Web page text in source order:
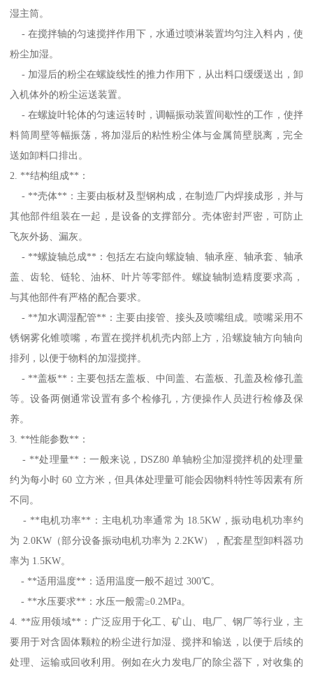
湿主筒。
- 在搅拌轴的匀速搅拌作用下，水通过喷淋装置均匀注入料内，使
粉尘加湿。
- 加湿后的粉尘在螺旋线性的推力作用下，从出料口缓缓送出，卸
入机体外的粉尘运送装置。
- 在螺旋叶轮体的匀速运转时，调幅振动装置间歇性的工作，使拌
料筒周壁等幅振荡，将加湿后的粘性粉尘体与金属筒壁脱离，完全
送如卸料口排出。
2. **结构组成**：
- **壳体**：主要由板材及型钢构成，在制造厂内焊接成形，并与
其他部件组装在一起，是设备的支撑部分。壳体密封严密，可防止
飞灰外扬、漏灰。
- **螺旋轴总成**：包括左右旋向螺旋轴、轴承座、轴承套、轴承
盖、齿轮、链轮、油杯、叶片等零部件。螺旋轴制造精度要求高，
与其他部件有严格的配合要求。
- **加水调湿配管**：主要由接管、接头及喷嘴组成。喷嘴采用不
锈钢雾化锥喷嘴，布置在搅拌机机壳内部上方，沿螺旋轴方向轴向
排列，以便于物料的加湿搅拌。
- **盖板**：主要包括左盖板、中间盖、右盖板、孔盖及检修孔盖
等。设备两侧通常设置有多个检修孔，方便操作人员进行检修及保
养。
3. **性能参数**：
- **处理量**：一般来说，DSZ80 单轴粉尘加湿搅拌机的处理量
约为每小时 60 立方米，但具体处理量可能会因物料特性等因素有所
不同。
- **电机功率**：主电机功率通常为 18.5KW，振动电机功率约
为 2.0KW（部分设备振动电机功率为 2.2KW），配套星型卸料器功
率为 1.5KW。
- **适用温度**：适用温度一般不超过 300℃。
- **水压要求**：水压一般需≥0.2MPa。
4. **应用领域**：广泛应用于化工、矿山、电厂、钢厂等行业，主
要用于对含固体颗粒的粉尘进行加湿、搅拌和输送，以便于后续的
处理、运输或回收利用。例如在火力发电厂的除尘器下，对收集的